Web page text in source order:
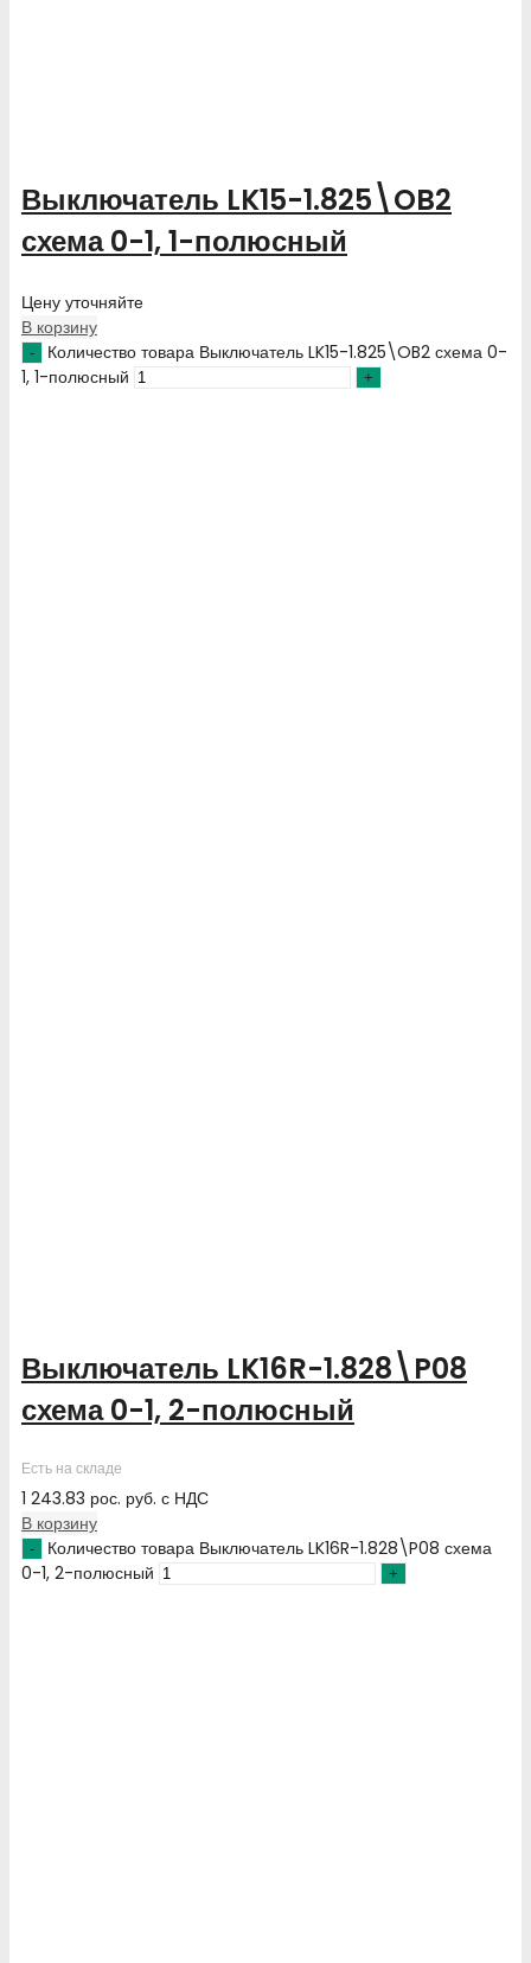
Выключатель LK15-1.825\OB2
схема 0-1, 1-полюсный
Цену уточняйте
В корзину
Количество товара Выключатель LK15-1.825\OB2 схема 0-
1, 1-полюсный
Выключатель LK16R-1.828\P08
схема 0-1, 2-полюсный
Есть на складе
1 243.83 рос. руб. с НДС
В корзину
Количество товара Выключатель LK16R-1.828\P08 схема
0-1, 2-полюсный